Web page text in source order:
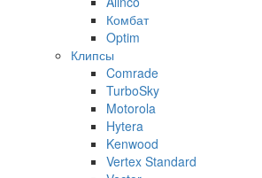
Комбат
Optim
Клипсы
Comrade
TurboSky
Motorola
Hytera
Kenwood
Vertex Standard